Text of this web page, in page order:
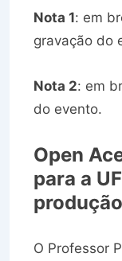
Nota 1: em
gravação do
Nota 2: em
do evento.
Open
para a
O Professor